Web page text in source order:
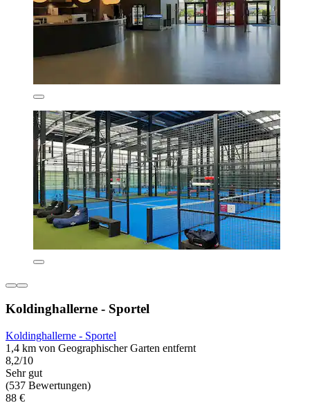
Koldinghallerne - Sportel
Koldinghallerne - Sportel
1,4 km von Geographischer Garten entfernt
8,2/10
Sehr gut
(537 Bewertungen)
88 €